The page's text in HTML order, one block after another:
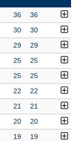
36 36
30 30
29 29
25 25
25 25
22 22
21 21
20 20
19 19